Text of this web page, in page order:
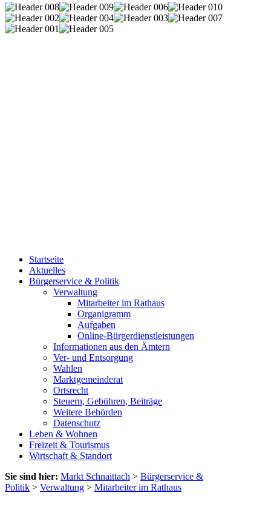
Startseite
Aktuelles
Bürgerservice & Politik
Verwaltung
Mitarbeiter im Rathaus
Organigramm
Aufgaben
Online-Bürgerdienstleistungen
Informationen aus den Ämtern
Ver- und Entsorgung
Wahlen
Marktgemeinderat
Ortsrecht
Steuern, Gebühren, Beiträge
Weitere Behörden
Datenschutz
Leben & Wohnen
Freizeit & Tourismus
Wirtschaft & Standort
Sie sind hier: Markt Schnaittach > Bürgerservice &
Politik > Verwaltung > Mitarbeiter im Rathaus